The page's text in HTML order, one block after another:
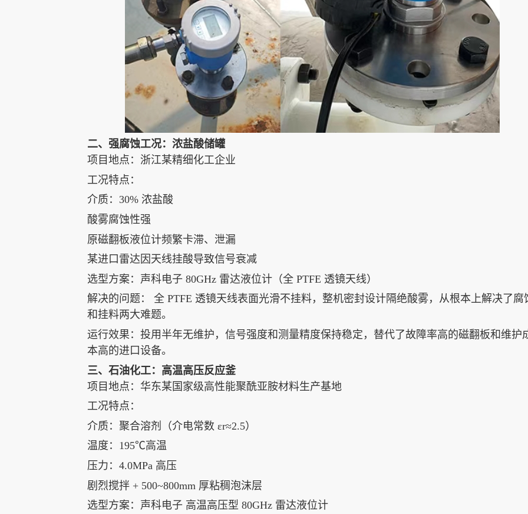
二、强腐蚀工况：浓盐酸储罐
项目地点：浙江某精细化工企业
工况特点：
介质：30% 浓盐酸
酸雾腐蚀性强
原磁翻板液位计频繁卡滞、泄漏
某进口雷达因天线挂酸导致信号衰减
选型方案：声科电子 80GHz 雷达液位计（全 PTFE 透镜天线）
解决的问题： 全 PTFE 透镜天线表面光滑不挂料，整机密封设计隔绝酸雾，从根本上解决了腐
和挂料两大难题。
运行效果：投用半年无维护，信号强度和测量精度保持稳定，替代了故障率高的磁翻板和维护
本高的进口设备。
三、石油化工：高温高压反应釜
项目地点：华东某国家级高性能聚酰亚胺材料生产基地
工况特点：
介质：聚合溶剂（介电常数 εr≈2.5）
温度：195℃高温
压力：4.0MPa 高压
剧烈搅拌 + 500~800mm 厚粘稠泡沫层
选型方案：声科电子 高温高压型 80GHz 雷达液位计